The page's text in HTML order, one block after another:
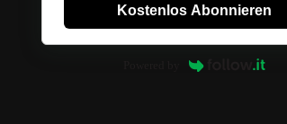
Kostenlos Abonnieren